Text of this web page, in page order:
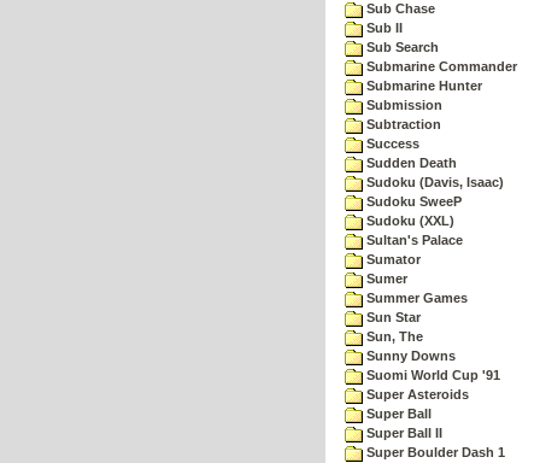
Sub Chase
Sub II
Sub Search
Submarine Commander
Submarine Hunter
Submission
Subtraction
Success
Sudden Death
Sudoku (Davis, Isaac)
Sudoku SweeP
Sudoku (XXL)
Sultan's Palace
Sumator
Sumer
Summer Games
Sun Star
Sun, The
Sunny Downs
Suomi World Cup '91
Super Asteroids
Super Ball
Super Ball II
Super Boulder Dash 1